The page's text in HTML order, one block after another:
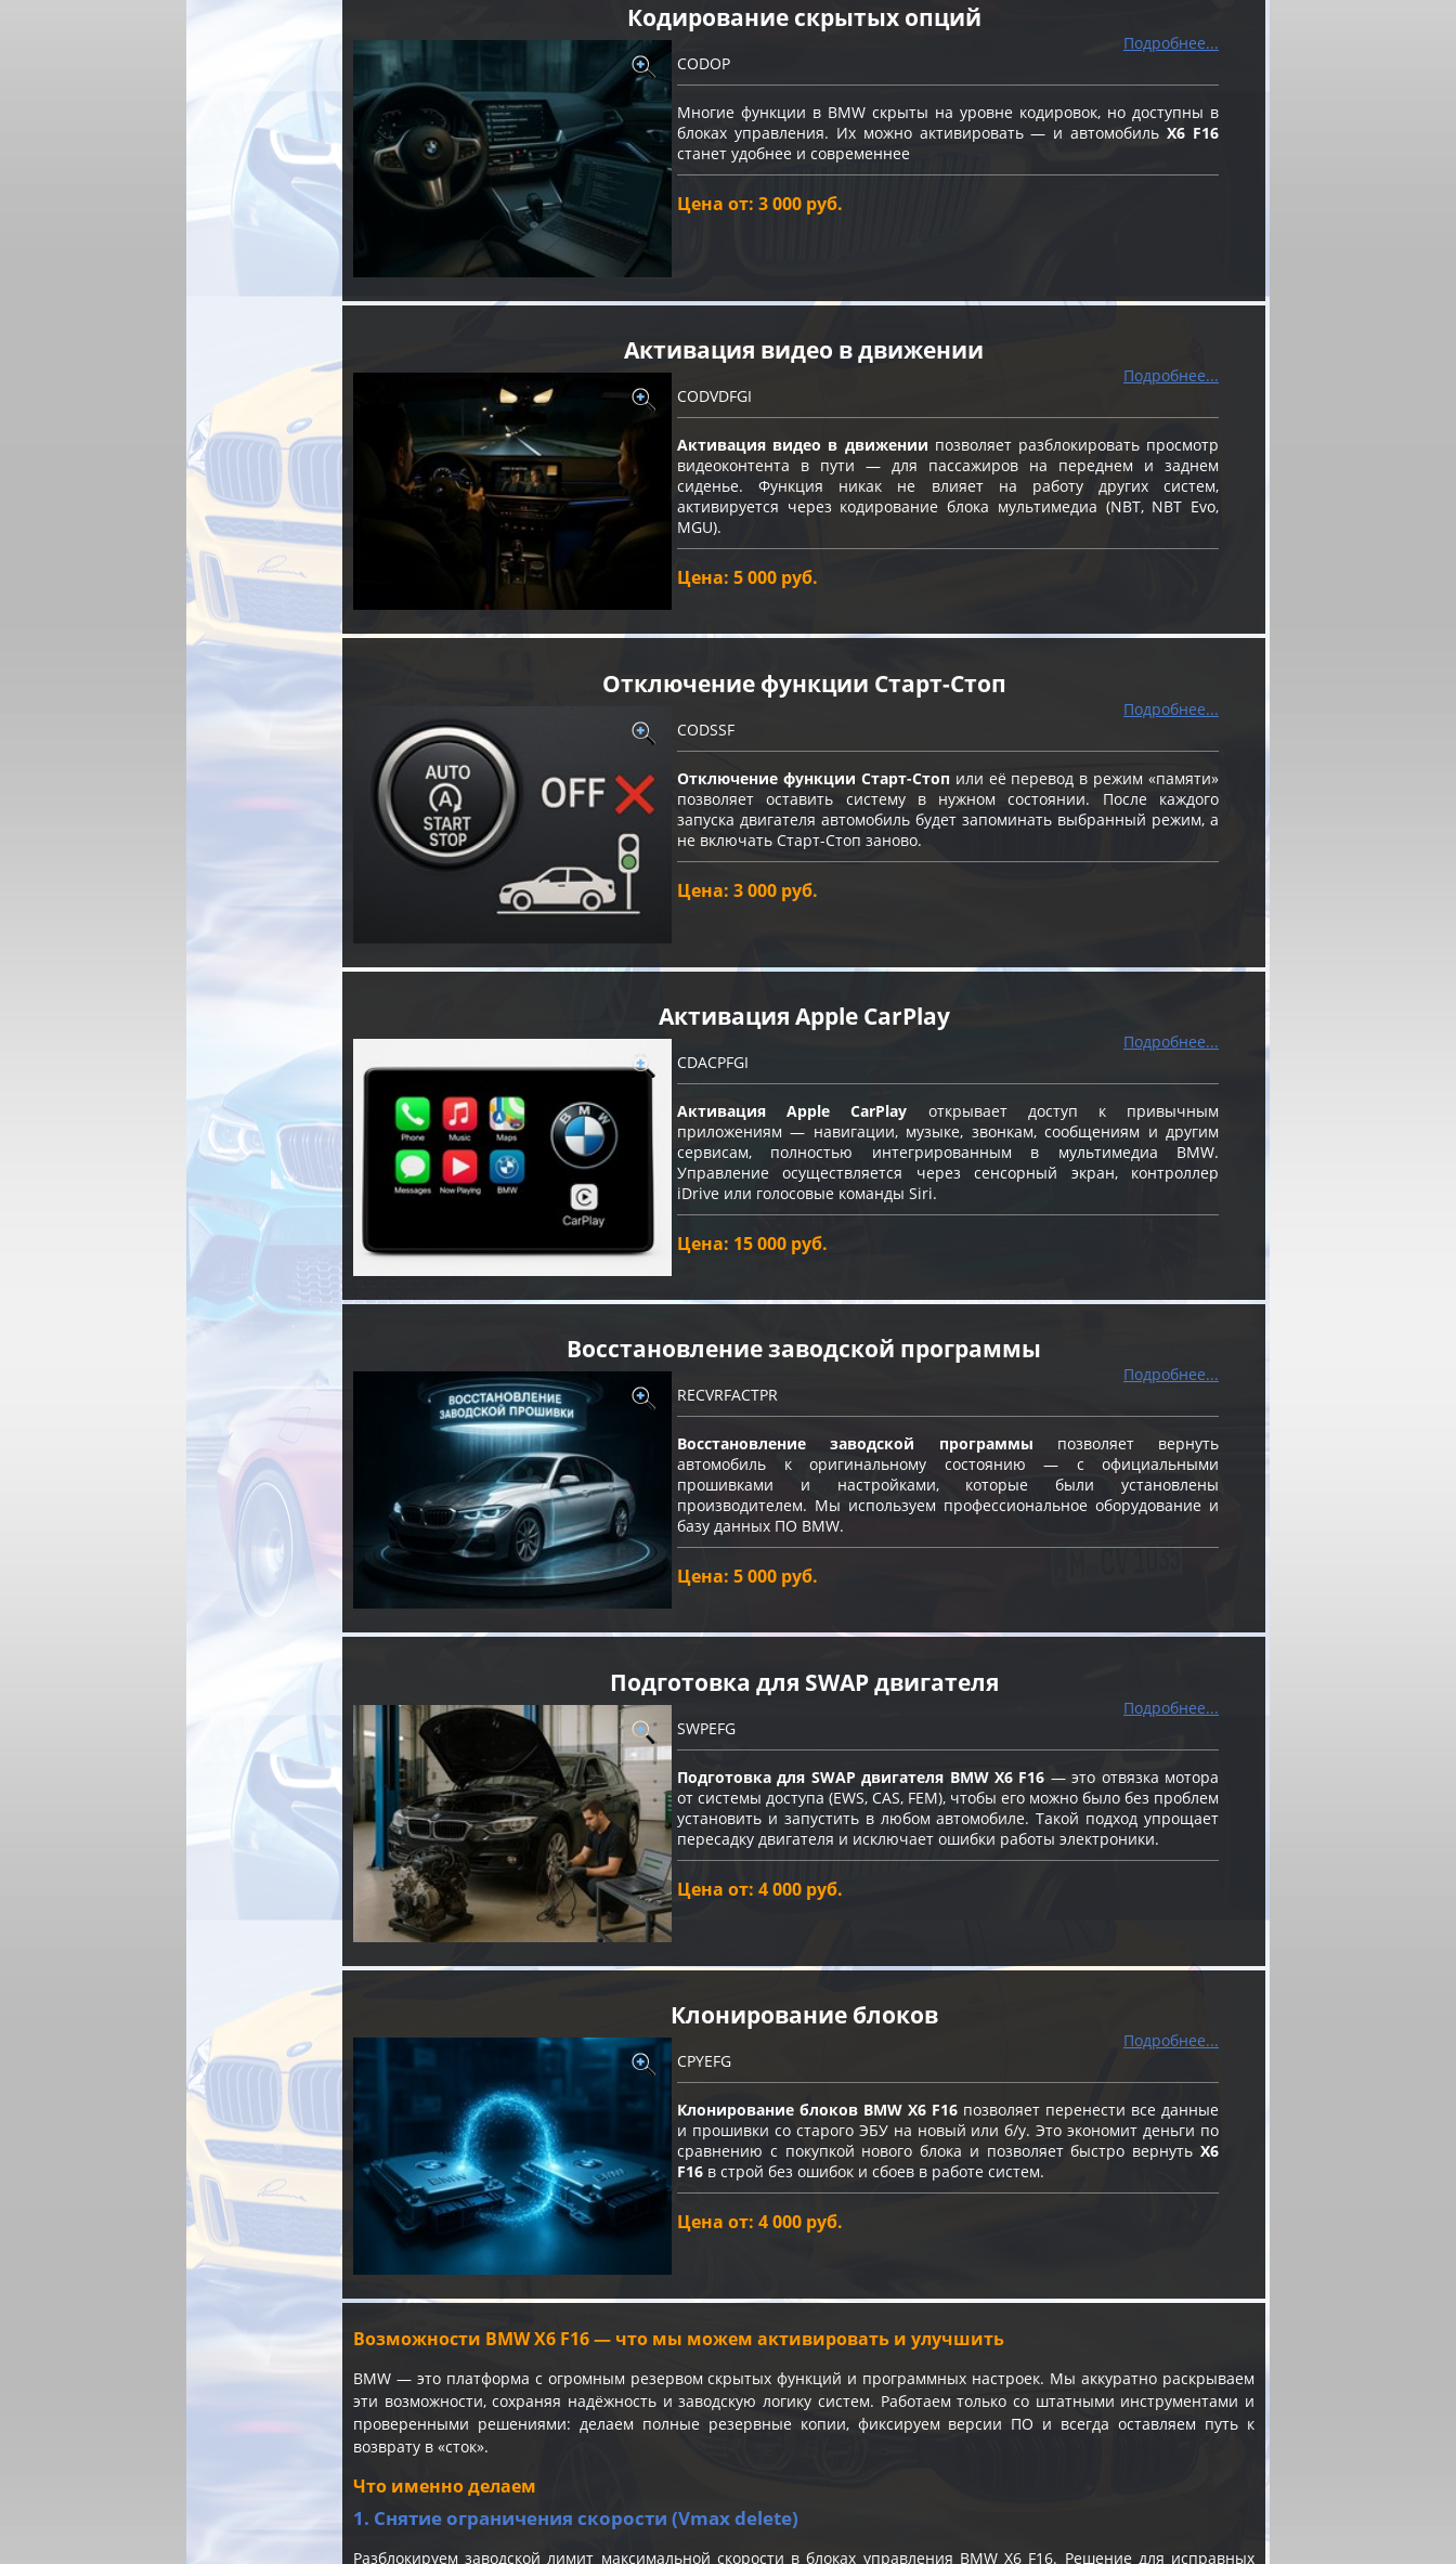
Кодирование скрытых опций
Подробнее...
CODOP
Многие функции в BMW скрыты на уровне кодировок, но доступны в
блоках управления. Их можно активировать — и автомобильX6 F16
станет удобнее и современнее
Цена от: 3 000 руб.
Активация видео в движении
Подробнее...
CODVDFGI
Активация видео в движении позволяет разблокировать просмотр
видеоконтента в пути — для пассажиров на переднем и заднем
сиденье. Функция никак не влияет на работу других систем,
активируется через кодирование блока мультимедиа (NBT, NBT Evo,
MGU).
Цена: 5 000 руб.
Отключение функции Старт-Cтоп
Подробнее...
CODSSF
Отключение функции Старт-Стоп или её перевод в режим «памяти»
позволяет оставить систему в нужном состоянии. После каждого
запуска двигателя автомобиль будет запоминать выбранный режим, а
не включать Старт-Стоп заново.
Цена: 3 000 руб.
Активация Apple CarPlay
Подробнее...
CDACPFGI
Активация Apple CarPlay открывает доступ к привычным
приложениям — навигации, музыке, звонкам, сообщениям и другим
сервисам, полностью интегрированным в мультимедиа BMW.
Управление осуществляется через сенсорный экран, контроллер
iDrive или голосовые команды Siri.
Цена: 15 000 руб.
Восстановление заводской программы
Подробнее...
RECVRFACTPR
Восстановление заводской программы позволяет вернуть
автомобиль к оригинальному состоянию — с официальными
прошивками и настройками, которые были установлены
производителем. Мы используем профессиональное оборудование и
базу данных ПО BMW.
Цена: 5 000 руб.
Подготовка для SWAP двигателя
Подробнее...
SWPEFG
Подготовка для SWAP двигателя BMW X6 F16 — это отвязка мотора
от системы доступа (EWS, CAS, FEM), чтобы его можно было без проблем
установить и запустить в любом автомобиле. Такой подход упрощает
пересадку двигателя и исключает ошибки работы электроники.
Цена от: 4 000 руб.
Клонирование блоков
Подробнее...
CPYEFG
Клонирование блоков BMW X6 F16 позволяет перенести все данные
и прошивки со старого ЭБУ на новый или б/у. Это экономит деньги по
сравнению с покупкой нового блока и позволяет быстро вернуть X6
F16 в строй без ошибок и сбоев в работе систем.
Цена от: 4 000 руб.
Возможности BMW X6 F16 — что мы можем активировать и улучшить
BMW — это платформа с огромным резервом скрытых функций и программных настроек. Мы аккуратно раскрываем
эти возможности, сохраняя надёжность и заводскую логику систем. Работаем только со штатными инструментами и
проверенными решениями: делаем полные резервные копии, фиксируем версии ПО и всегда оставляем путь к
возврату в «сток».
Что именно делаем
1. Снятие ограничения скорости (Vmax delete)
Разблокируем заводской лимит максимальной скорости в блоках управления BMW X6 F16. Решение для исправных